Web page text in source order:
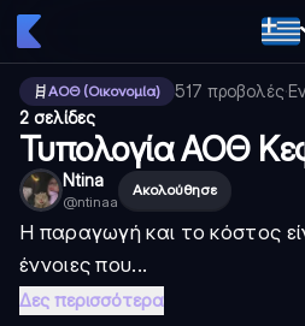
ΑΟΘ (Οικονομία) 517 προβολές·
2 σελίδες
Τυπολογία ΑΟΘ
Ntina
@ntinaa
Ακολούθησε
Η παραγωγή και το κόστος
έννοιες που...
Δες περισσότερα